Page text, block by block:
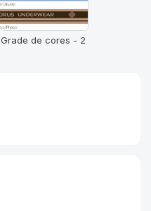
Grade de cores - 2